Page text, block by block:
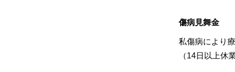
傷病見舞金
私傷病により
（14日以上休